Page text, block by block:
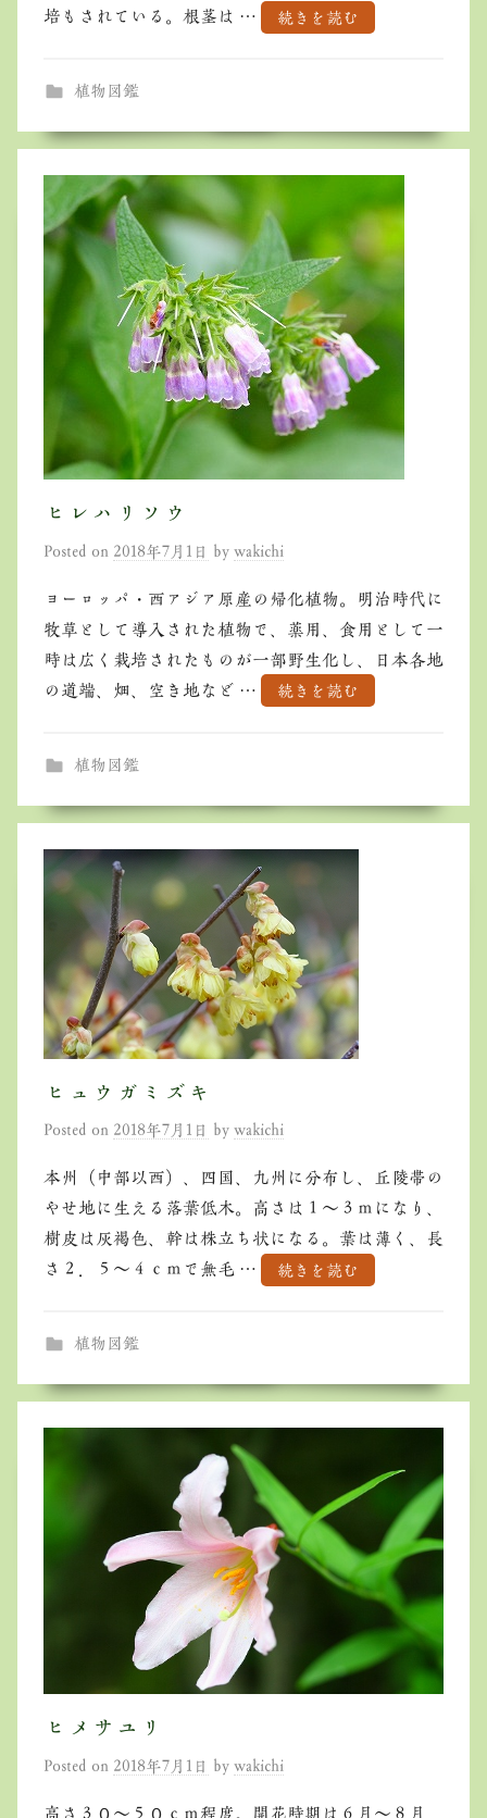
培もされている。根茎は … 続きを読む
植物図鑑
ヒレハリソウ
Posted on 2018年7月1日 by wakichi
ヨーロッパ・西アジア原産の帰化植物。明治時代に
牧草として導入された植物で、薬用、食用として一
時は広く栽培されたものが一部野生化し、日本各地
の道端、畑、空き地など …
続きを読む
植物図鑑
ヒュウガミズキ
Posted on 2018年7月1日 by wakichi
本州（中部以西）、四国、九州に分布し、丘陵帯の
やせ地に生える落葉低木。高さは１～３ｍになり、
樹皮は灰褐色、幹は株立ち状になる。葉は薄く、長
さ２．５～４ｃｍで無毛 …
続きを読む
植物図鑑
ヒメサユリ
Posted on 2018年7月1日 by wakichi
高さ３０～５０ｃｍ程度。開花時期は６月～８月